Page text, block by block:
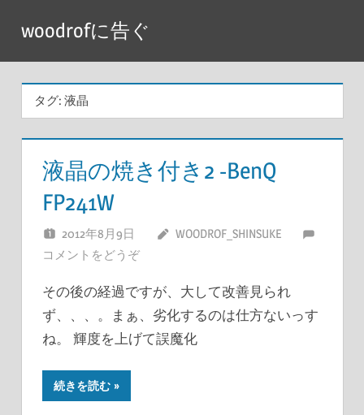
テ
woodrofに告ぐ
タグ: 液晶
液晶の焼き付き2 -BenQ
FP241W
2012年8月9日
WOODROF_SHINSUKE
コメントをどうぞ
その後の経過ですが、大して改善見られ
ず、、、。まぁ、劣化するのは仕方ないっす
ね。 輝度を上げて誤魔化
続きを読む